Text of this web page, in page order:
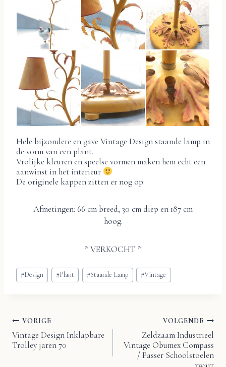
Hele bijzondere en gave Vintage Design staande lamp in
de vorm van een plant.
Vrolijke kleuren en speelse vormen maken hem echt een
aanwinst in het interieur
De originele kappen zitten er nog op.
Afmetingen: 66 cm breed, 30 cm diep en 187 cm
hoog.
* VERKOCHT *
Bericht
tags:
#Design #Plant #Staande Lamp #Vintage
Bericht
VORIGE
Vintage Design Inklapbare
Trolley jaren 70
VOLGENDE
Zeldzaam Industrieel
Vintage Obumex Compass
/ Passer Schoolstoelen